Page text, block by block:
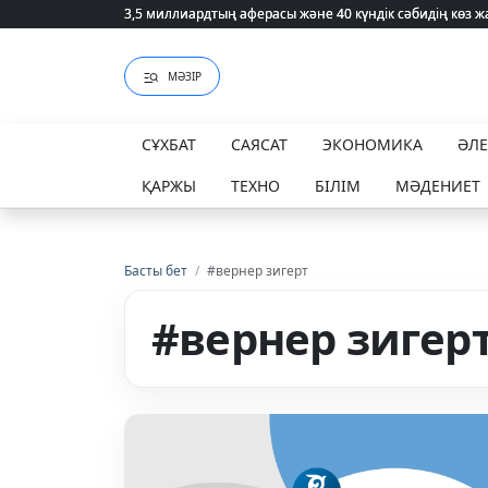
3,5 миллиардтың аферасы және 40 күндік сәбидің
3,5 миллиардтың аферасы және 40 күндік сәбидің
МӘЗІР
СҰХБАТ САЯСАТ ЭКОНОМИКА
ҚАРЖЫ
ТЕХНО БІЛІМ МӘДЕНИЕТ
Басты бет / #вернер зигерт
#вернер